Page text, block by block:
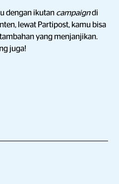
dengan ikutan campaigndi
lewat Partipost, kamu bisa
yang menjanjikan.
juga!